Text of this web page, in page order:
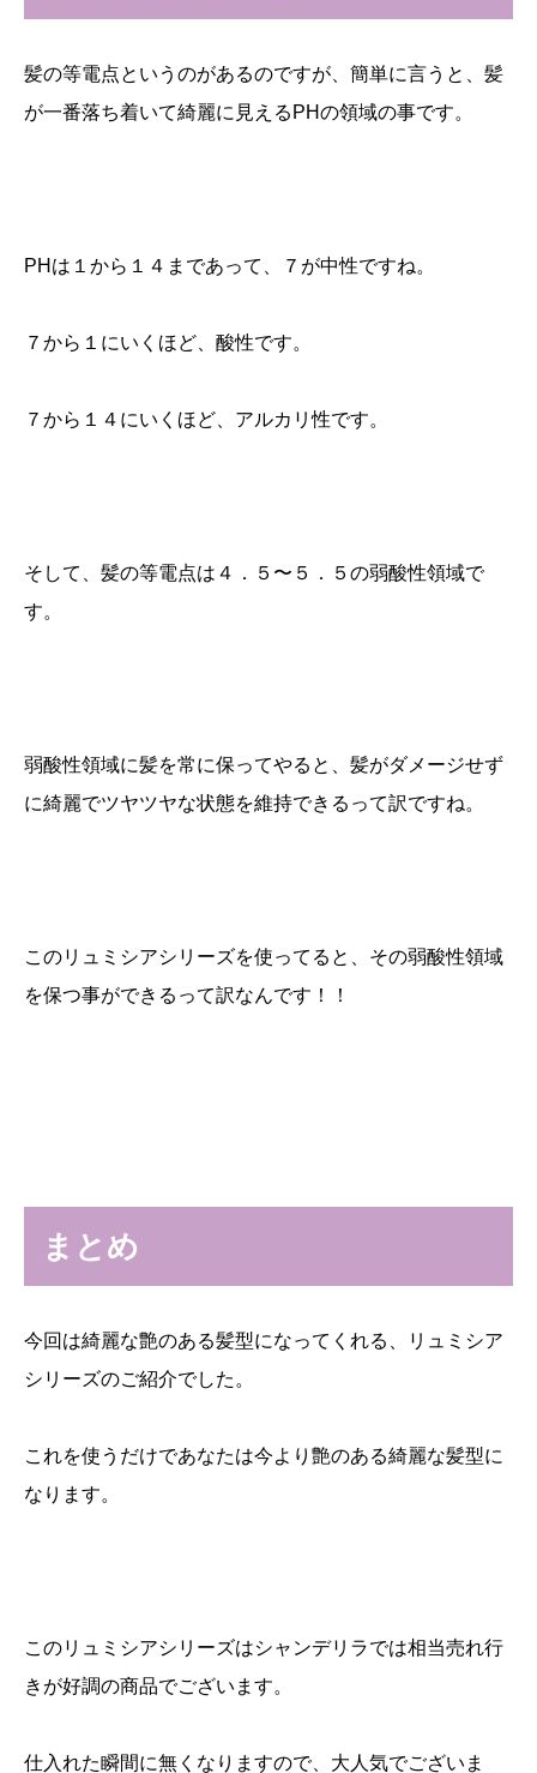
髪の等電点というのがあるのですが、簡単に言うと、髪
が一番落ち着いて綺麗に見えるPHの領域の事です。
PHは１から１４まであって、７が中性ですね。
７から１にいくほど、酸性です。
７から１４にいくほど、アルカリ性です。
そして、髪の等電点は４．５〜５．５の弱酸性領域で
す。
弱酸性領域に髪を常に保ってやると、髪がダメージせず
に綺麗でツヤツヤな状態を維持できるって訳ですね。
このリュミシアシリーズを使ってると、その弱酸性領域
を保つ事ができるって訳なんです！！
まとめ
今回は綺麗な艶のある髪型になってくれる、リュミシア
シリーズのご紹介でした。
これを使うだけであなたは今より艶のある綺麗な髪型に
なります。
このリュミシアシリーズはシャンデリラでは相当売れ行
きが好調の商品でございます。
仕入れた瞬間に無くなりますので、大人気でございま